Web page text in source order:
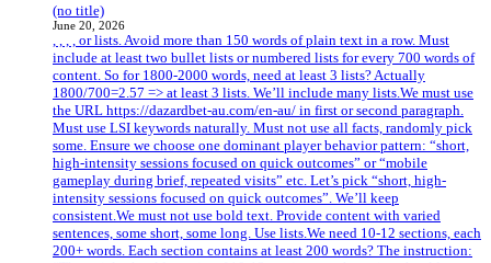
(no title)
June 20, 2026
, , , , or lists. Avoid more than 150 words of plain text in a row. Must
include at least two bullet lists or numbered lists for every 700 words of
content. So for 1800-2000 words, need at least 3 lists? Actually
1800/700=2.57 => at least 3 lists. We’ll include many lists.We must use
the URL https://dazardbet-au.com/en-au/ in first or second paragraph.
Must use LSI keywords naturally. Must not use all facts, randomly pick
some. Ensure we choose one dominant player behavior pattern: “short,
high-intensity sessions focused on quick outcomes” or “mobile
gameplay during brief, repeated visits” etc. Let’s pick “short, high-
intensity sessions focused on quick outcomes”. We’ll keep
consistent.We must not use bold text. Provide content with varied
sentences, some short, some long. Use lists.We need 10-12 sections, each
200+ words. Each section contains at least 200 words? The instruction: